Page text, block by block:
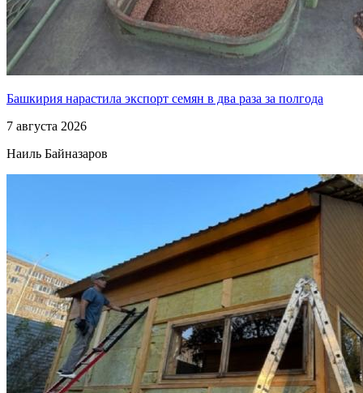
Башкирия нарастила экспорт семян в два раза за полгода
7 августа 2026
Наиль Байназаров